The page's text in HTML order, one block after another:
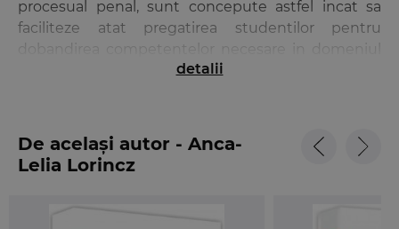
procesual penal, sunt concepute astfel incat sa
faciliteze atat pregatirea studentilor pentru
juridic, cat si verificarea cunostintelor potentialilor
magistratura ori in alte profesii juridice.
Lucrarea se raporteaza la dispozitiile Codului de
detalii
De același autor - Anca-
Lelia Lorincz